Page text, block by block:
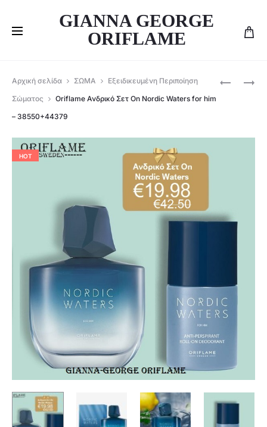
GIANNA GEORGE
ORIFLAME
ORIFLAME
NORDIC
ORIFLAME
ΚΑΙ
ΣΜΈΟΥΡΟ
41496
Αρχική σελίδα ΣΩΜΑ
Εξειδικευμένη Περιποίηση
Σώματος
Oriflame Ανδρικό Σετ On Nordic Waters for him
– 38550+44379
HOT